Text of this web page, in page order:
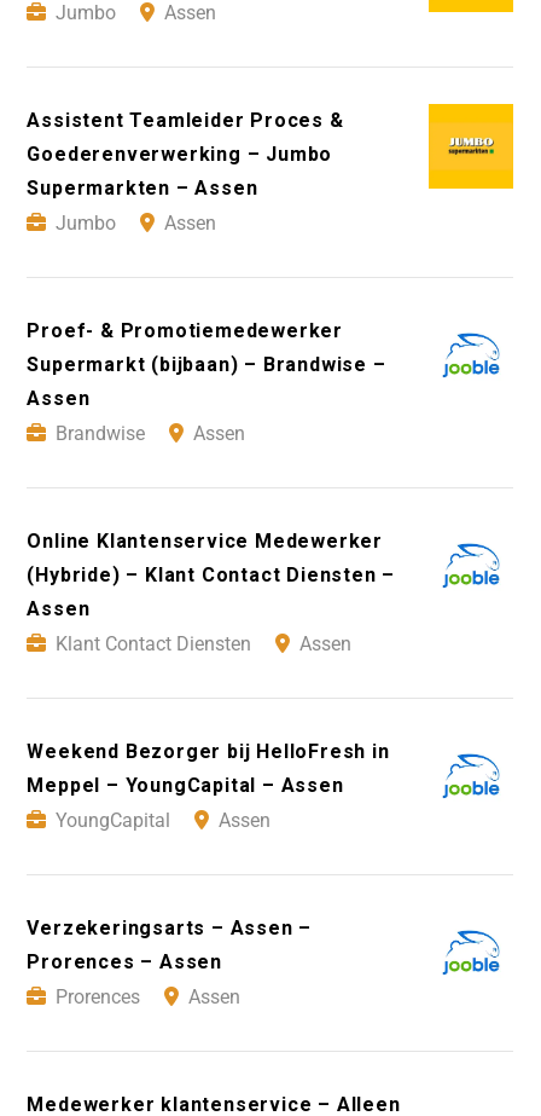
Jumbo
Assen
Assistent Teamleider Proces &
Goederenverwerking – Jumbo
Supermarkten – Assen
Jumbo
Assen
Proef- & Promotiemedewerker
Supermarkt (bijbaan) – Brandwise –
Assen
Brandwise
Assen
Online Klantenservice Medewerker
(Hybride) – Klant Contact Diensten –
Assen
Klant Contact Diensten
Assen
Weekend Bezorger bij HelloFresh in
Meppel – YoungCapital – Assen
YoungCapital
Assen
Verzekeringsarts – Assen –
Prorences – Assen
Prorences
Assen
Medewerker klantenservice – Alleen